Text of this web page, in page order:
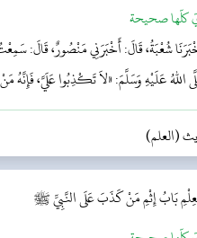
كلّها صحيحة
شُعْبَةُ، قَالَ: أَخْبَرَنِي مَنْصُورٌ، قَالَ:
عَلَيْهِ وَسَلَّمَ: «لاَ تَكْذِبُوا عَلَيَّ، فَإِنَّهُ
(العلم)
بَابُ إِثْمِ مَنْ كَذَبَ عَلَى النَّبِيِّ ﷺ